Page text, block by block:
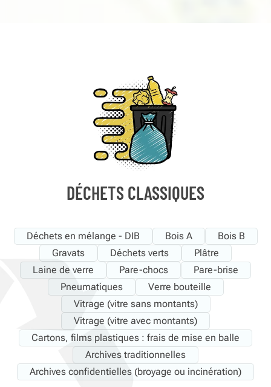
DÉCHETS CLASSIQUES
Déchets en mélange - DIB Bois A
Bois B
Gravats
Déchets verts
Plâtre
Laine de verre
Pare-chocs
Pare-brise
Pneumatiques
Verre bouteille
Vitrage (vitre sans montants)
Vitrage (vitre avec montants)
Cartons, films plastiques : frais de mise en balle
Archives traditionnelles
Archives confidentielles (broyage ou incinération)